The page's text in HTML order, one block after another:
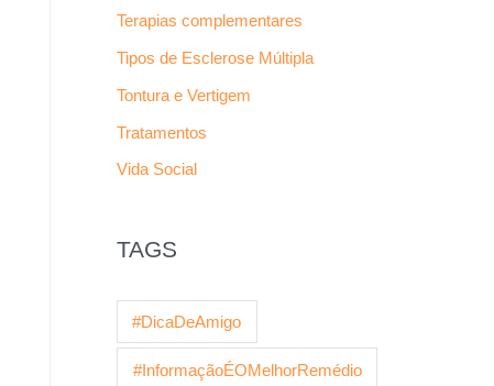
Terapias complementares
Tipos de Esclerose Múltipla
Tontura e Vertigem
Tratamentos
Vida Social
TAGS
#DicaDeAmigo
#InformaçãoÉOMelhorRemédio